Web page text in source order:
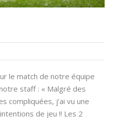
le match de notre équipe
staff : « Malgré des
compliquées, j’ai vu une
de jeu !! Les 2